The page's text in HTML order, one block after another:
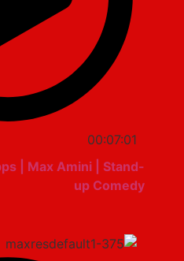
00:07:01
Apps | Max Amini | Stand-
up Comedy